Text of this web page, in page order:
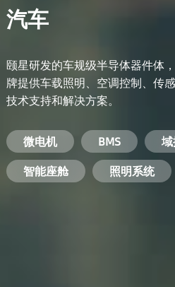
汽车
颐星研发的车规级半导体器件体
牌提供车载照明、空调控制、传
技术支持和解决方案。
微电机 BMS
智能座舱
照明系统
电池管理系统
储能逆
工业电焊机 变频器
安防摄像头
开关电源 手机充电器
PC电源
电脑 手机 基站
智能农业 智能医疗
智能家居